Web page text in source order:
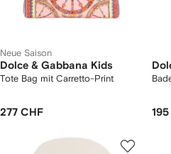
Neue Saison
Dolce & Gabbana Kids
Tote Bag mit Carretto-Print
277 CHF